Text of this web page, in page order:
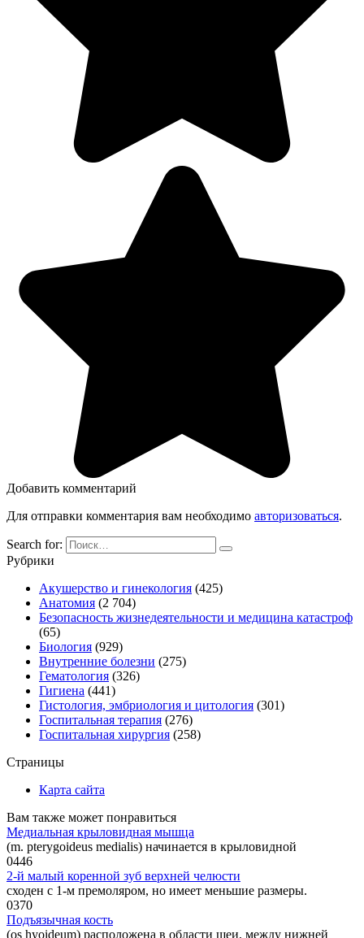
Добавить комментарий
Для отправки комментария вам необходимо авторизоваться.
Search for:
Рубрики
Акушерство и гинекология (425)
Анатомия (2 704)
Безопасность жизнедеятельности и медицина катастроф
(65)
Биология (929)
Внутренние болезни (275)
Гематология (326)
Гигиена (441)
Гистология, эмбриология и цитология (301)
Госпитальная терапия (276)
Госпитальная хирургия (258)
Страницы
Карта сайта
Вам также может понравиться
Медиальная крыловидная мышца
(m. pterygoideus medialis) начинается в крыловидной
0446
2-й малый коренной зуб верхней челюсти
сходен с 1-м премоляром, но имеет меньшие размеры.
0370
Подъязычная кость
(os hyoideum) расположена в области шеи, между нижней